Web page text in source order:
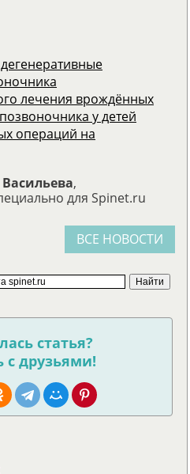
лечения врождённых
у детей
операций на
,
для Spinet.ru
ВСЕ НОВОСТИ
статья?
с друзьями!